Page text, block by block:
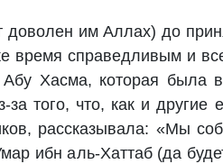
доволен им Аллах) до
время справедливым и
Хасма, которая была
того, что, как и другие
рассказывала: «Мы
ибн аль-Хаттаб (да